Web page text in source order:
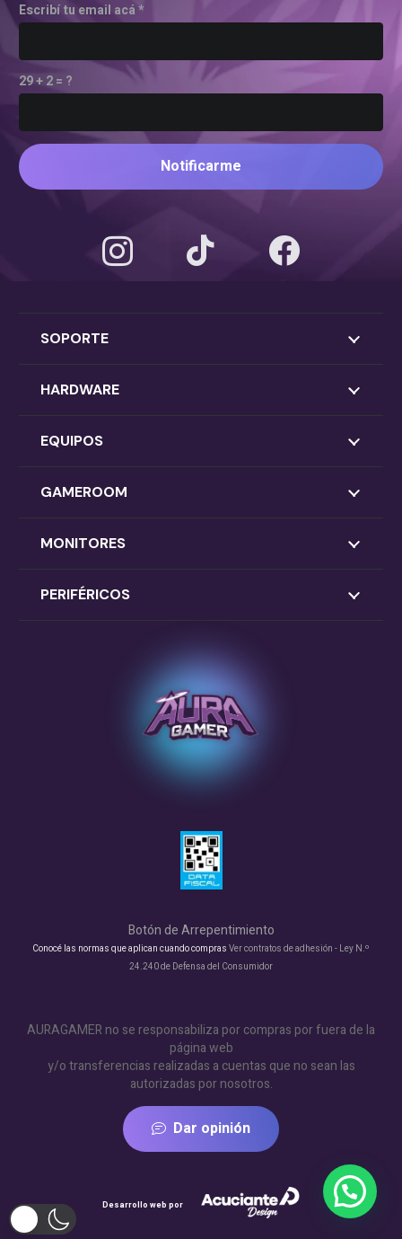
Escribí tu email acá *
29 + 2 = ?
Notificarme
SOPORTE
HARDWARE
EQUIPOS
GAMEROOM
MONITORES
PERIFÉRICOS
Botón de Arrepentimiento
Conocé las normas que aplican cuando compras Ver contratos de adhesión - Ley N.º
24.240 de Defensa del Consumidor
AURAGAMER no se responsabiliza por compras por fuera de la
página web
y/o transferencias realizadas a cuentas que no sean las
autorizadas por nosotros.
Dar opinión
Desarrollo web por